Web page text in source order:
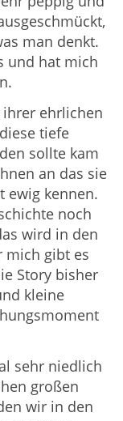
man denkt.
und hat mich
ehrlichen
tiefe
sollte kam
an das sie
ewig kennen.
noch
wird in den
mich gibt es
Story bisher
kleine
sehr niedlich
großen
wir in den